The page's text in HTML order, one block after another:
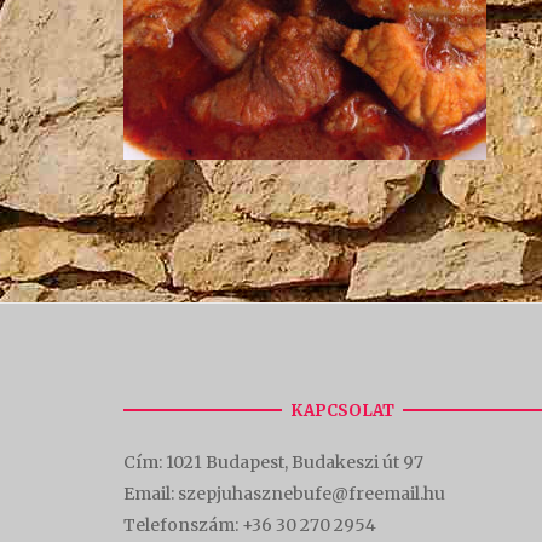
KAPCSOLAT
Cím: 1021 Budapest, Budakeszi út 97
Email: szepjuhasznebufe@freemail.hu
Telefonszám: +36 30 270 2954